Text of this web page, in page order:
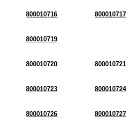
800010716 800010717
800010719
800010720 800010721
800010723 800010724
800010726 800010727